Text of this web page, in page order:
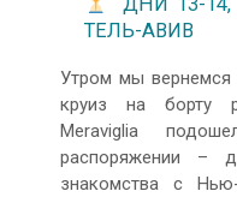
ТЕЛЬ-АВИВ
Утром мы вернемся
круиз на борту
Meraviglia
распоряжении –
знакомства с